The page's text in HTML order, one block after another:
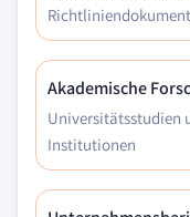
Akademische
Universitätsstudien
Institutionen